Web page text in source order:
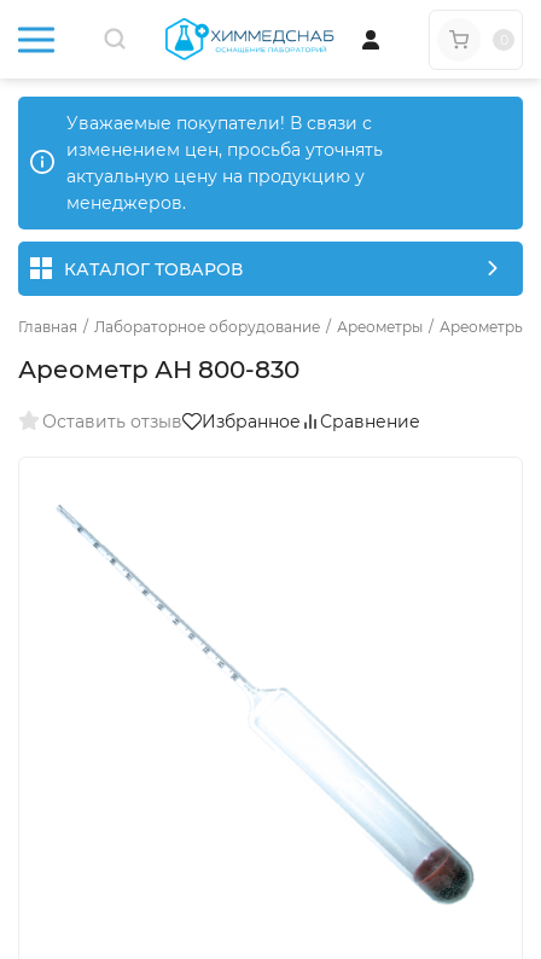
Уважаемые покупатели! В связи с
изменением цен, просьба уточнять
актуальную цену на продукцию у
менеджеров.
КАТАЛОГ ТОВАРОВ
Главная / Лабораторное оборудование / Ареометры / Ареометры
Ареометр АН 800-830
Оставить отзыв Избранное Сравнение